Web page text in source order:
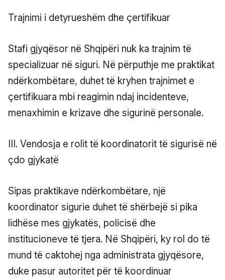
Trajnimi i detyrueshëm dhe çertifikuar
Stafi gjyqësor në Shqipëri nuk ka trajnim të
specializuar në siguri. Në përputhje me praktikat
ndërkombëtare, duhet të kryhen trajnimet e
çertifikuara mbi reagimin ndaj incidenteve,
menaxhimin e krizave dhe sigurinë personale.
III. Vendosja e rolit të koordinatorit të sigurisë në
çdo gjykatë
Sipas praktikave ndërkombëtare, një
koordinator sigurie duhet të shërbejë si pika
lidhëse mes gjykatës, policisë dhe
institucioneve të tjera. Në Shqipëri, ky rol do të
mund të caktohej nga administrata gjyqësore,
duke pasur autoritet për të koordinuar